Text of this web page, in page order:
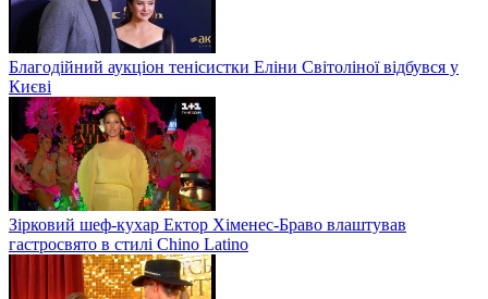
Благодійний аукціон тенісистки Еліни Світоліної відбувся у
Києві
Зірковий шеф-кухар Ектор Хіменес-Браво влаштував
гастросвято в стилі Chino Latino